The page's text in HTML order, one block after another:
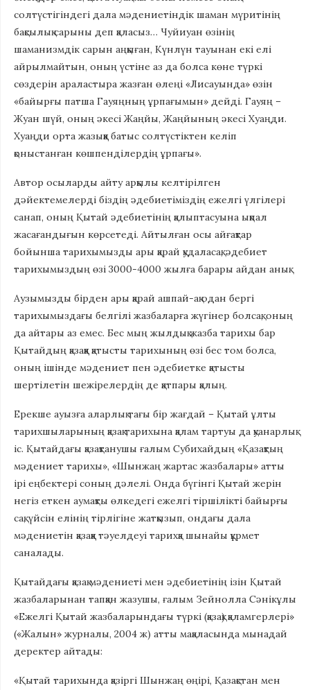
солтүстігіндегі дала мәдениетіндік шаман мүритінің
бақсылық сарыны деп қаласыз… Чуйиуан өзінің
шаманизмдік сарын аңқыған, Күнлүн тауынан екі елі
айрылмайтын, оның үстіне аз да болса көне түркі
сөздерін араластыра жазған өлеңі «Лисауында» өзін
«байыр­ғы патша Гауяңның ұрпағымын» дейді. Гауяң –
Жуан шүй, оның әкесі Жаңйы, Жаңйының әкесі Хуаңди.
Хуаңди орта жазыққа батыс солтүстіктен келіп
қоныстанған көшпенділердің ұрпағы».
Автор осыларды айту арқылы келтірілген
дәйектемелерді біз­дің әдебиетіміздің ежелгі үлгілері
санап, оның Қытай әдебиеті­нің қалыптасуына ықпал
жасағандығын көрсетеді. Айтылған осы айғақтар
бойынша тарихымызды ары қарай қудаласақ, әдебиет
тарихымыздың өзі 3000-4000 жылға барары айдан анық.
Аузымызды бірден ары қарай ашпай-ақ одан бергі
тарихымыз­дағы белгілі жазбаларға жүгінер болсақ, оның
да айтары аз емес. Бес мың жылдық жазба тарихы бар
Қытайдың қазаққа қатысты тарихының өзі бес том болса,
оның ішінде мәдениет пен әдебиетке қатысты
шертілетін шежірелердің де қатпары қалың.
Ерекше ауызға аларлық тағы бір жағдай – Қытай ұлты
тарихшыларының қазақ тарихына қалам тартуы да қуанарлық
іс. Қытайдағы қазақтанушы ғалым Субихайдың «Қазақтың
мәдениет тарихы», «Шынжаң жартас жазбалары» атты
ірі еңбектері соның дәлелі. Онда бүгінгі Қытай жерін
негіз еткен аумақты өлкедегі ежел­гі тіршілікті байырғы
сақ, үйсін елінің тірлігіне жатқызып, он­дағы дала
мәдениетін қазаққа тәуелдеуі тарихқа шынайы құрмет
саналады.
Қытайдағы қазақ мәдениеті мен әдебиетінің ізін Қытай
жазбаларынан тапқан жазушы, ғалым Зейнолла Сәнікұлы
«Ежелгі Қытай жазбаларындағы түркі (қазақ) қаламгерлері»
(«Жалын» журналы, 2004 ж) атты мақаласында мынадай
деректер айтады:
«Қытай тарихында қазіргі Шынжаң өңірі, Қазақстан мен